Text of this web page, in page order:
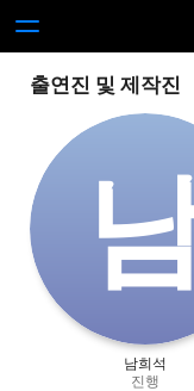
출연진 및 제작진
남희석
진행